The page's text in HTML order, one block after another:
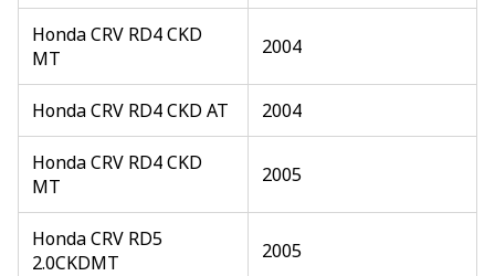
Honda CRV RD4 CKD
MT
2004
Honda CRV RD4 CKD AT 2004
Honda CRV RD4 CKD
MT
2005
Honda CRV RD5
2.0CKDMT
2005